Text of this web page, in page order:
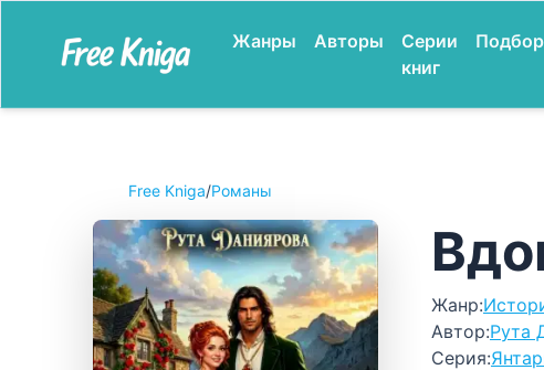
Жанры Авторы
Серии
книг
Free Kniga/Романы
Жанр:
Автор:Рута
Серия: